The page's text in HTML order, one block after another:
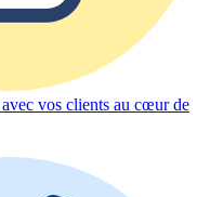
vos clients au cœur de